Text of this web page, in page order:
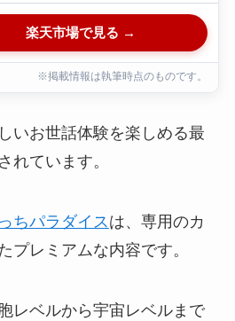
楽天市場で見る →
※掲載情報は執筆時点のものです。
いお世話体験を楽しめる最
れています。
ちパラダイスは、専用のカ
プレミアムな内容です。
レベルから宇宙レベルまで